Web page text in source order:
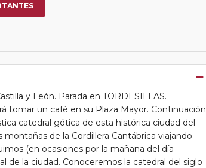
y León. Parada en TORDESILLAS.
tomar un café en su Plaza Mayor. Continuación
catedral gótica de esta histórica ciudad del
de la Cordillera Cantábrica viajando
(en ocasiones por la mañana del día
de la ciudad. Conoceremos la catedral del siglo